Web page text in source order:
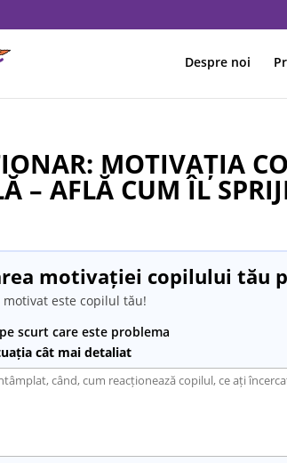
Despre noi
MOTIVAȚIA
– AFLĂ CUM ÎL
motivației copilului tău
motivat este copilul tău!
scurt care este problema
cât mai detaliat